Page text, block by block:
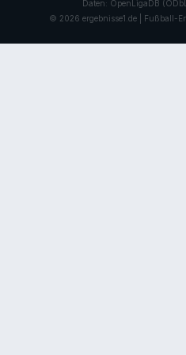
Daten: OpenLigaDB
© 2026 ergebnisse1.de | Fußball-